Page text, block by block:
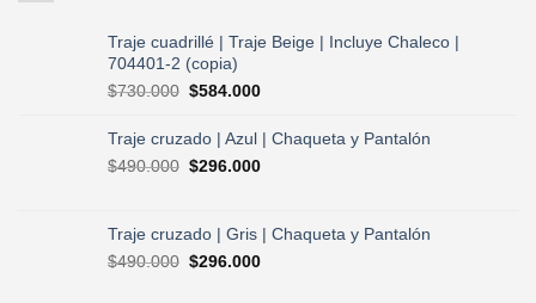
Traje cuadrillé | Traje Beige | Incluye Chaleco |
704401-2 (copia)
$730.000 El
original
era:
$730.000.
$584.000El
actual
es:
Traje cruzado | Azul | Chaqueta y Pantalón
$490.000 El
era:
$490.000.
$296.000El
es:
Traje cruzado | Gris | Chaqueta y Pantalón
$490.000 El
$296.000El